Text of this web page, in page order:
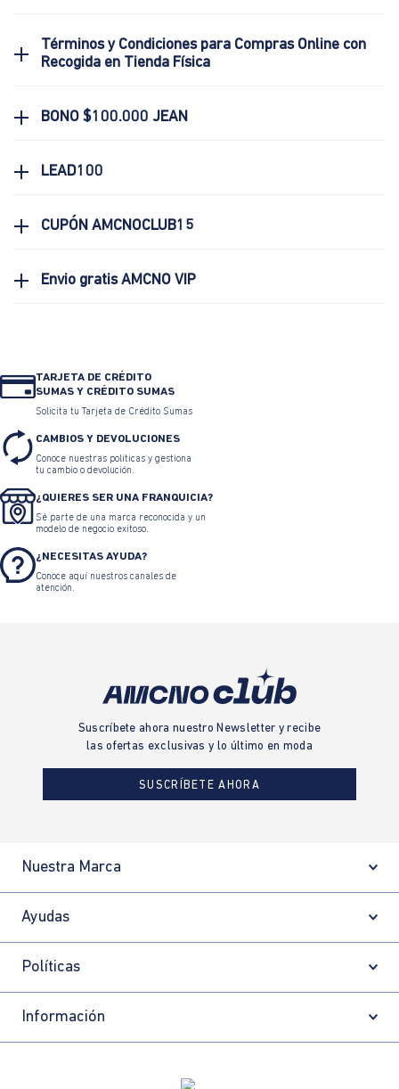
Términos y Condiciones para Compras Online con
Recogida en Tienda Física
BONO $100.000 JEAN
LEAD100
CUPÓN AMCNOCLUB15
Envio gratis AMCNO VIP
TARJETA DE CRÉDITO
SUMAS Y CRÉDITO SUMAS
Solicita tu Tarjeta de Crédito Sumas
CAMBIOS Y DEVOLUCIONES
Conoce nuestras políticas y gestiona
tu cambio o devolución.
¿QUIERES SER UNA FRANQUICIA?
Sé parte de una marca reconocida y un
modelo de negocio exitoso.
¿NECESITAS AYUDA?
Conoce aquí nuestros canales de
atención.
Suscríbete ahora nuestro Newsletter y recibe
las ofertas exclusivas y lo último en moda
SUSCRÍBETE AHORA
Nuestra Marca
Ayudas
Políticas
Información